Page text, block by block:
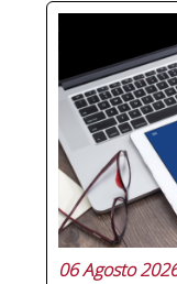
Hay
dirección
La
la
aprender,
preguntas
06 Agosto